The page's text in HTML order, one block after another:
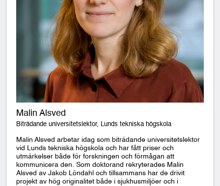
Malin Alsved
Biträdande universitetslektor, Lunds tekniska högskola
Malin Alsved arbetar idag som biträdande universitetslektor
vid Lunds tekniska högskola och har fått priser och
utmärkelser både för forskningen och förmågan att
kommunicera den. Som doktorand rekryterades Malin
Alsved av Jakob Löndahl och tillsammans har de drivit
projekt av hög originalitet både i sjukhusmiljöer och i